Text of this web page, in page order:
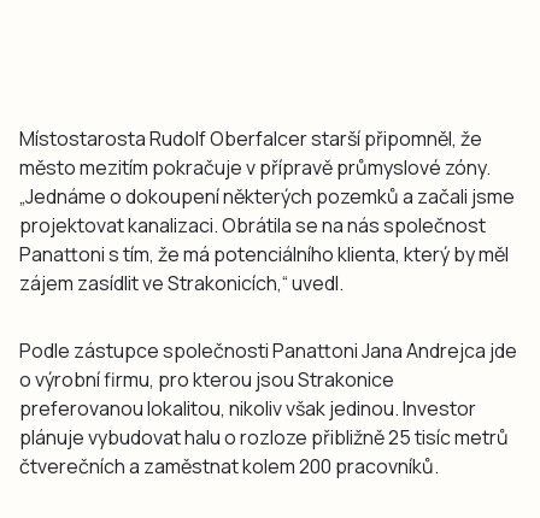
Místostarosta Rudolf Oberfalcer starší připomněl, že
město mezitím pokračuje v přípravě průmyslové zóny.
„Jednáme o dokoupení některých pozemků a začali jsme
projektovat kanalizaci. Obrátila se na nás společnost
Panattoni s tím, že má potenciálního klienta, který by měl
zájem zasídlit ve Strakonicích,“ uvedl.
Podle zástupce společnosti Panattoni Jana Andrejca jde
o výrobní firmu, pro kterou jsou Strakonice
preferovanou lokalitou, nikoliv však jedinou. Investor
plánuje vybudovat halu o rozloze přibližně 25 tisíc metrů
čtverečních a zaměstnat kolem 200 pracovníků.